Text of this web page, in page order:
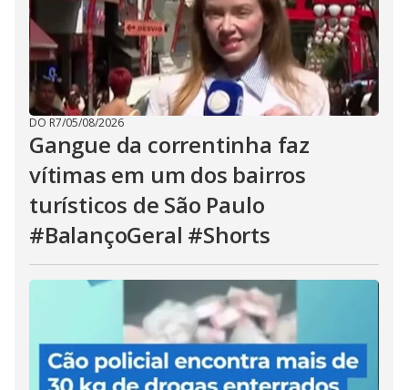
DO R7/05/08/2026
Gangue da correntinha faz
vítimas em um dos bairros
turísticos de São Paulo
#BalançoGeral #Shorts